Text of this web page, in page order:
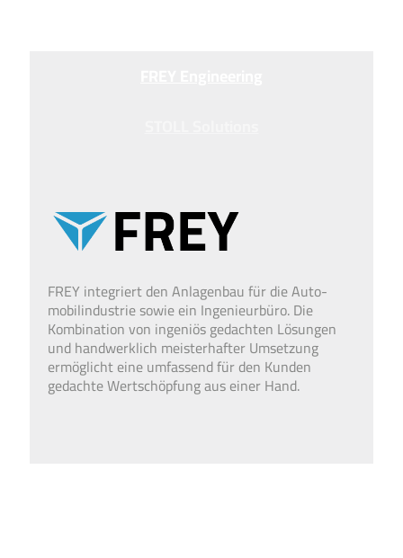
FREY integriert den Anlagen­bau für die Auto­
mobil­industrie sowie ein Ingenieur­büro. Die
Kombination von ingeniös gedach­ten Lösungen
und hand­werk­lich meister­hafter Umsetz­ung
ermög­licht eine umfass­end für den Kunden
gedachte Wert­schöpfung aus einer Hand.